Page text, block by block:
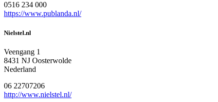
0516 234 000
https://www.publanda.nl/
Nielstel.nl
Veengang 1
8431 NJ Oosterwolde
Nederland
06 22707206
http://www.nielstel.nl/